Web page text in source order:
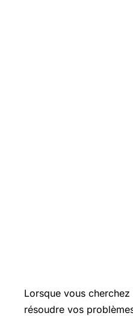
Lorsque vous
résoudre vos